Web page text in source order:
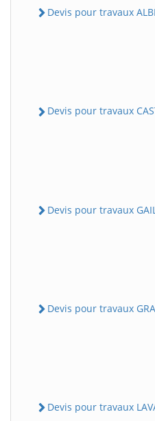
Devis pour travaux ALBI
Devis pour travaux
Devis pour travaux
Devis pour travaux
Devis pour travaux